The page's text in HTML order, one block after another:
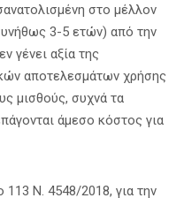
στο μέλλον
3-5 ετών) από την
γένει αξία της
αποτελεσμάτων χρήσης
μισθούς, συχνά τα
άμεσο κόστος για
Ν. 4548/2018, για την